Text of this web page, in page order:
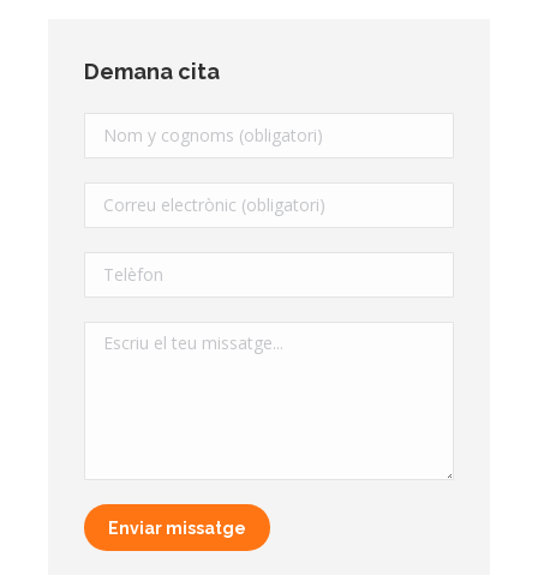
Demana cita